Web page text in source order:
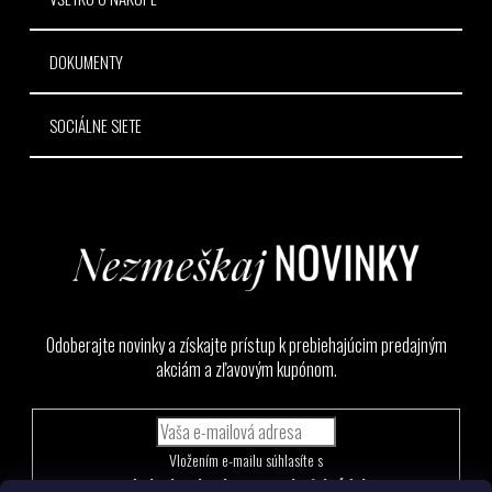
DOKUMENTY
SOCIÁLNE SIETE
Odoberajte novinky a získajte prístup k prebiehajúcim predajným
akciám a zľavovým kupónom.
podmienkami ochrany osobných údajov